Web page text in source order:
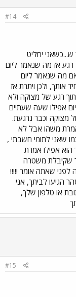
#14
יחליט
אז מה שנאמר ליום
החלטה, רק אמירה??? כי : 1-אם מה שנאמר ליום
ולכן ויתרת אז
2-אם אמרת , מתוך רגע של מצוקה ולא
אפילו שעה שעתיים
מצוקה וכבר נרגעת.
זה..אין ברירה. 3-אם אמרת משהו אבל לא
שאני לתומי חשבתי ,
הוא אפילו אמרת
שקיבלת משטרה
שאתה אומר !!!!!
הגיעו לביתך, אני
או טלפון שלך,
#15